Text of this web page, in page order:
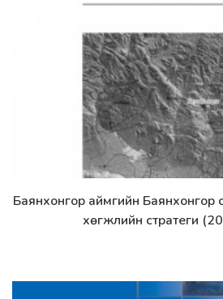
Дэлгэрэнгүй
Баянхонгор аймгийн Баянхонгор
хөгжлийн стратеги